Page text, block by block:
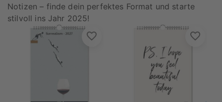
Notizen – finde dein perfektes Format und starte
stilvoll ins Jahr 2025!